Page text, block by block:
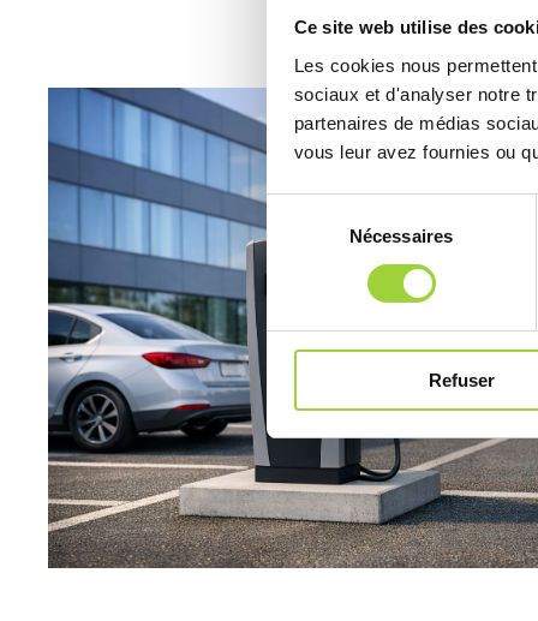
Ce site web utilise des
Les cookies nous
sociaux et d'analyser notre
partenaires de médias
vous leur avez fournies ou
S
é
e
n
d
u
c
o
Nécessaires
Refuser